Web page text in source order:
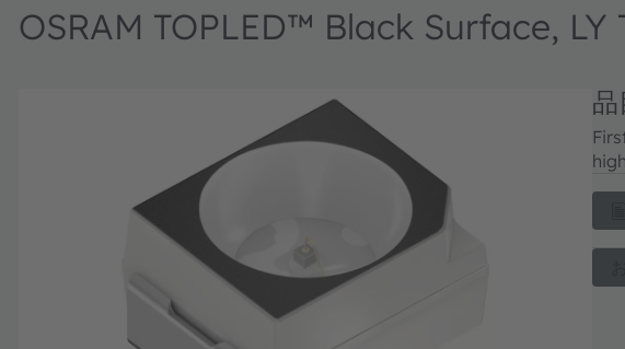
OSRAM TOPLED™ Black Surface, LY
品